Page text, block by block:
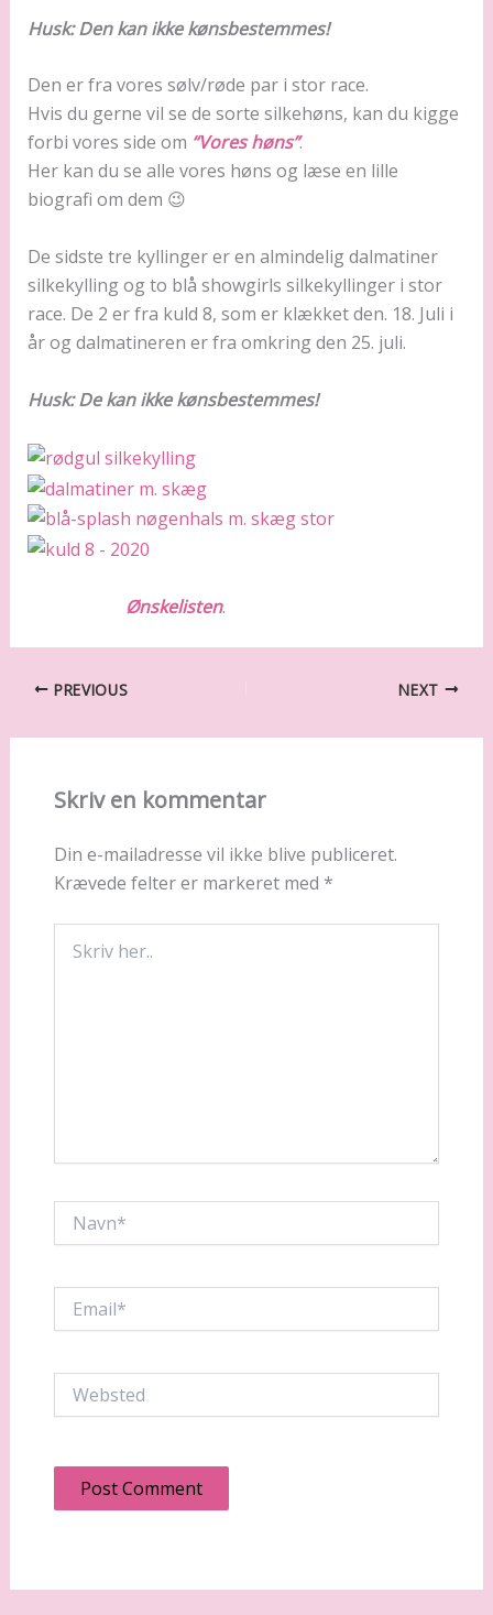
Husk: Den kan ikke kønsbestemmes!
Den er fra vores sølv/røde par i stor race.
Hvis du gerne vil se de sorte silkehøns, kan du kigge
forbi vores side om “Vores høns”.
Her kan du se alle vores høns og læse en lille
biografi om dem 😉
De sidste tre kyllinger er en almindelig dalmatiner
silkekylling og to blå showgirls silkekyllinger i stor
race. De 2 er fra kuld 8, som er klækket den. 18. Juli i
år og dalmatineren er fra omkring den 25. juli.
Husk: De kan ikke kønsbestemmes!
Ønskelisten.
PREVIOUS NEXT
Skriv en kommentar
Din e-mailadresse vil ikke blive publiceret.
Krævede felter er markeret med *
her..